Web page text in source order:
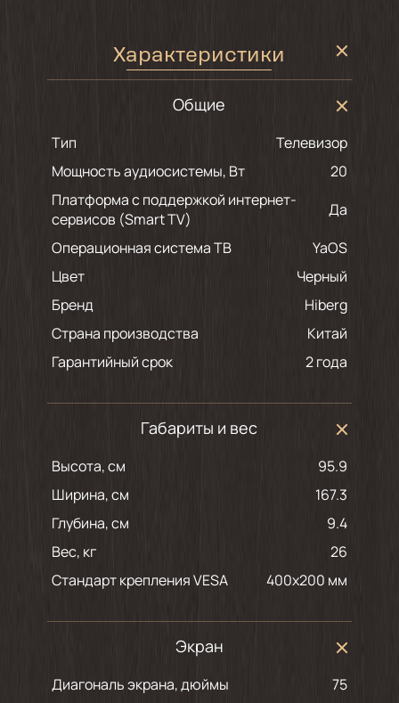
Характеристики
Общие
Тип
Телевизор
Мощность аудиосистемы, Вт
20
Платформа с поддержкой интернет-
сервисов (Smart TV)
Да
Операционная система ТВ
YaOS
Цвет
черный
Бренд
Hiberg
Страна производства
Китай
Гарантийный срок
2 года
Габариты и вес
Высота, см
95.9
Ширина, см
167.3
Глубина, см
9.4
Вес, кг
26
Стандарт крепления VESA
400x200 мм
Экран
Диагональ экрана, дюймы
75